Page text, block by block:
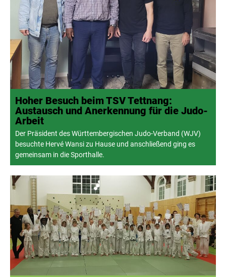
Hoher Besuch beim TSV Tettnang:
Austausch und Anerkennung für die Judo-
Arbeit
Der Präsident des Württembergischen Judo-Verband (WJV)
besuchte Hervé Wansi zu Hause und anschließend ging es
gemeinsam in die Sporthalle.